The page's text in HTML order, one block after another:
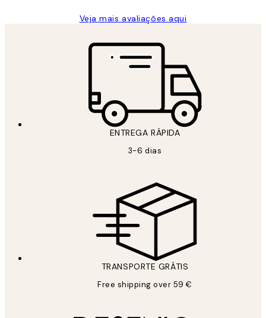
Veja mais avaliações aqui
ENTREGA RÁPIDA
3-6 dias
TRANSPORTE GRÁTIS
Free shipping over 59 €